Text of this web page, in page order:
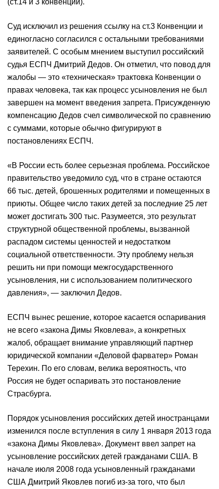
(ст.14 и 3 конвенции).
Суд исключил из решения ссылку на ст.3 Конвенции и
единогласно согласился с остальными требованиями
заявителей. С особым мнением выступил российский
судья ЕСПЧ Дмитрий Дедов. Он отметил, что повод для
жалобы — это «техническая» трактовка Конвенции о
правах человека, так как процесс усыновления не был
завершен на момент введения запрета. Присужденную
компенсацию Дедов счел символической по сравнению
с суммами, которые обычно фигурируют в
постановлениях ЕСПЧ.
«В России есть более серьезная проблема. Российское
правительство уведомило с​уд, что в стране остаются
66 тыс. детей, брошенных родителями и помещенных в
приюты. Общее число таких детей за последние 25 лет
может достигать 300 тыс. Разумеется, это результат
структурной общественной проблемы, вызванной
распадом системы ценностей и недостатком
социальной ответственности. Эту проблему нельзя
решить ни при помощи межгосударственного
усыновления, ни с использованием политического
давления», — заключил Дедов.
ЕСПЧ вынес решение, которое касается оспаривания
не всего «закона Димы Яковлева», а конкретных
жалоб, обращает внимание управляющий партнер
юридической компании «Деловой фарватер» Роман
Терехин. По его словам, велика вероятность, что
Россия не будет оспаривать это постановление
Страсбурга.
​Порядок усыновления российских детей иностранцами
изменился после вступления в силу 1 января 2013 года
«закона Димы Яковлева». Документ ввел запрет на
усыновление российских детей гражданами США. В
начале июля 2008 года усыновленный гражданами
США Дмитрий Яковлев погиб из-за того, что был